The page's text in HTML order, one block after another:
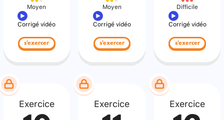
Moyen
Corrigé vidéo
s'exercer
Moyen
Corrigé vidéo
s'exercer
Difficile
Corrigé vidéo
s'exercer
Exercice Exercice Exercice